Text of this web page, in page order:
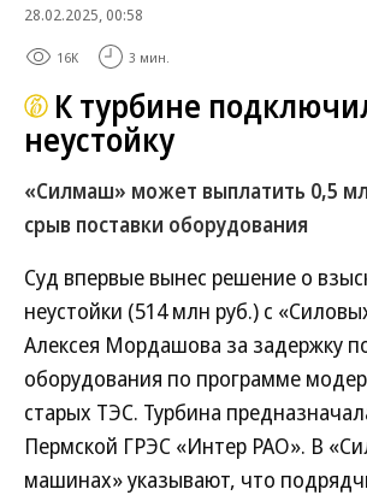
28.02.2025, 00:58
16K 3 мин.
К турбине
неустойку
«Силмаш» может выплатить 0,5
срыв поставки оборудования
Суд впервые вынес решение о
неустойки (514 млн руб.) с
Алексея Мордашова за задержку
оборудования по программе
старых ТЭС. Турбина
Пермской ГРЭС «Интер РАО». В
машинах» указывают, что